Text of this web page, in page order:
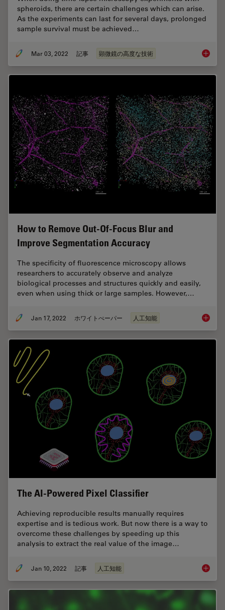
spheroids, there are certain challenges which can arise.
As the experiments can last for several days, prolonged
sample survival must be achieved…
Mar 03, 2022 記事 顕微鏡の高度な技術
How to Remove Out-Of-Focus Blur and
Improve Segmentation Accuracy
The specificity of fluorescence microscopy allows
researchers to accurately observe and analyze
biological processes and structures quickly and easily,
even when using thick or large samples. However,…
Jan 17, 2022 ホワイトぺーパー 人工知能 How to
The AI-Powered Pixel Classifier
Achieving reproducible results manually requires
expertise and is tedious work. But now there is a way to
overcome these challenges by speeding up this
analysis to extract the real value of the image…
Jan 10, 2022 記事 人工知能 The AI-